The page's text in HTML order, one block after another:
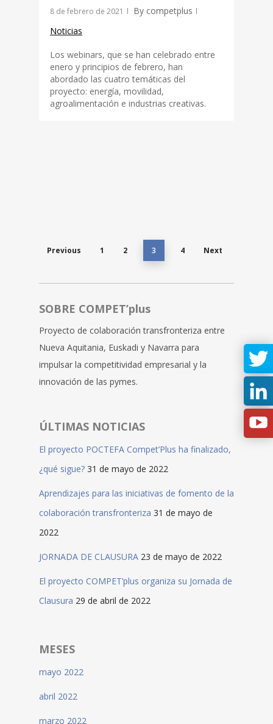
8 de febrero de 2021 By competplus
Noticias
Los webinars, que se han celebrado entre
enero y principios de febrero, han
abordado las cuatro temáticas del
proyecto: energía, movilidad,
agroalimentación e industrias creativas.
Previous 1 2 3 4 Next
SOBRE COMPET’plus
Proyecto de colaboración transfronteriza entre
Nueva Aquitania, Euskadi y Navarra para
impulsar la competitividad empresarial y la
innovación de las pymes.
ÚLTIMAS NOTICIAS
El proyecto POCTEFA Compet’Plus ha finalizado,
¿qué sigue? 31 de mayo de 2022
Aprendizajes para las iniciativas de fomento de la
colaboración transfronteriza 31 de mayo de
2022
JORNADA DE CLAUSURA 23 de mayo de 2022
El proyecto COMPET’plus organiza su Jornada de
Clausura 29 de abril de 2022
MESES
mayo 2022
abril 2022
marzo 2022